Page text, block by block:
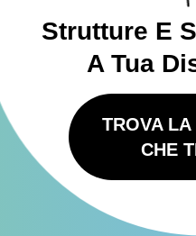
Strutture E
A Tua
TROVA LA
CHE